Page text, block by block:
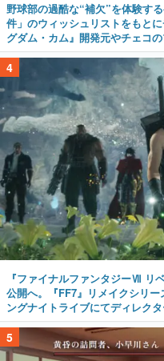
野球部の過酷な“補欠”を体験す
件」のウィッシュリストをもと
グダム・カム』開発元やチェコ
4
『ファイナルファンタジーⅦ リ
公開へ。『FF7』リメイクシリ
ングナイトライブにてディレク
5